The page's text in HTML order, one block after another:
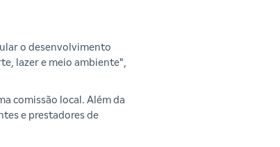
o desenvolvimento
lazer e meio ambiente",
comissão local. Além da
e prestadores de